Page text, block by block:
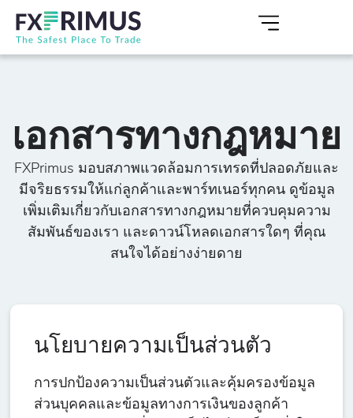
เอกสารทางกฎหมาย
FXPrimus มอบสภาพแวดล้อมการเทรดที่ปลอดภัยและ
มีจริยธรรมให้แก่ลูกค้าและพาร์ทเนอร์ทุกคน ดูข้อมูล
เพิ่มเติมเกี่ยวกับเอกสารทางกฎหมายที่ควบคุมความ
สัมพันธ์ของเรา และดาวน์โหลดเอกสารใดๆ ที่คุณ
สนใจได้อย่างง่ายดาย
นโยบายความเป็นส่วนตัว
การปกป้องความเป็นส่วนตัวและคุ้มครองข้อมูล
ส่วนบุคคลและข้อมูลทางการเงินของลูกค้า